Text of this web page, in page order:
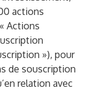
actions
Actions
»), pour
de souscription
relation avec